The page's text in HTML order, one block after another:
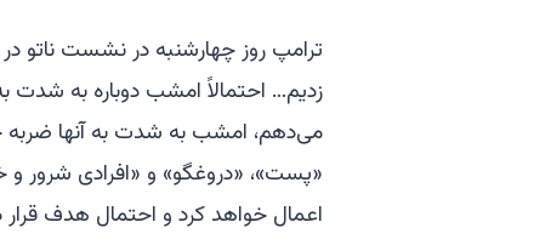
ترامپ روز چهارشنبه در نشست ناتو
زدیم… احتمالاً امشب دوباره به شدت
می‌دهم، امشب به شدت به آنها ضربه
«پست»، «دروغگو» و «افرادی شرور و
اعمال خواهد کرد و احتمال هدف